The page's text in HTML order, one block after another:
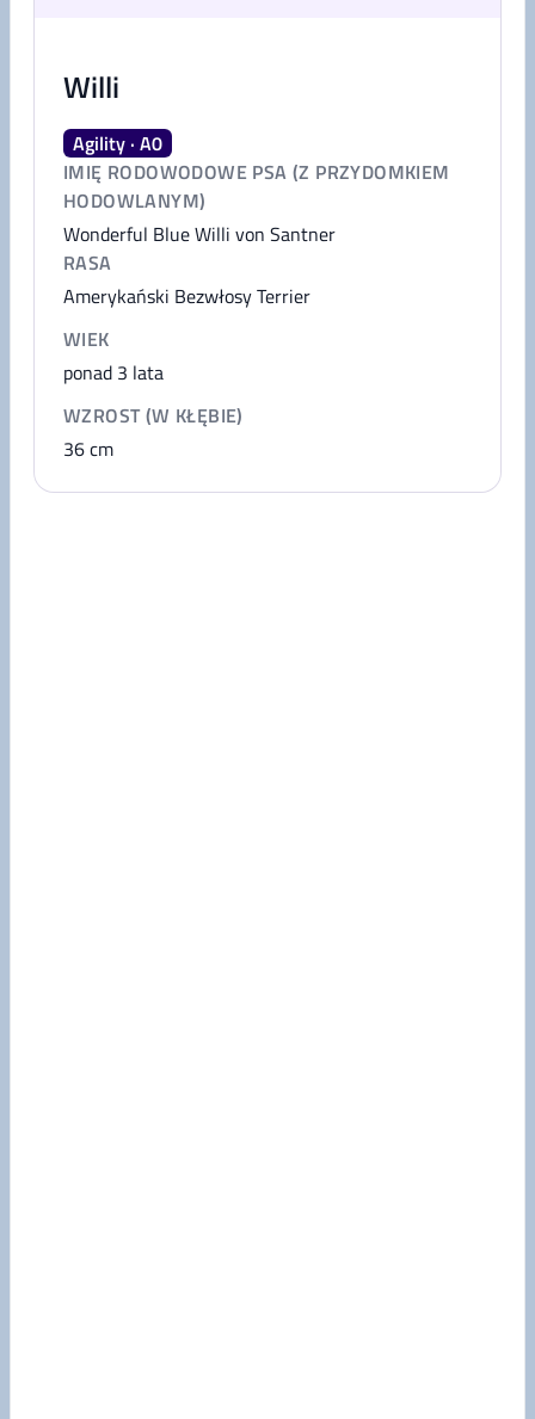
Willi
Agility · A0
IMIĘ RODOWODOWE PSA (Z PRZYDOMKIEM
HODOWLANYM)
Wonderful Blue Willi von Santner
RASA
Amerykański Bezwłosy Terrier
WIEK
ponad 3 lata
WZROST (W KŁĘBIE)
36cm